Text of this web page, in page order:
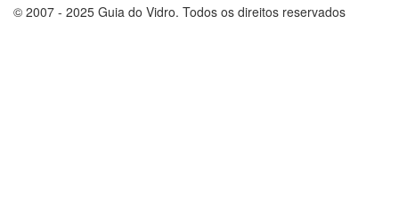
© 2007 - 2025 Guia do Vidro. Todos os direitos reservados